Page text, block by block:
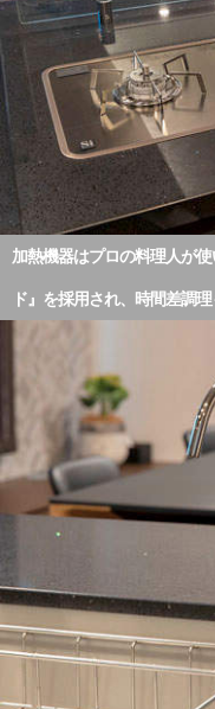
加熱機器はプロの料理人が
ド』を採用され、時間差調理